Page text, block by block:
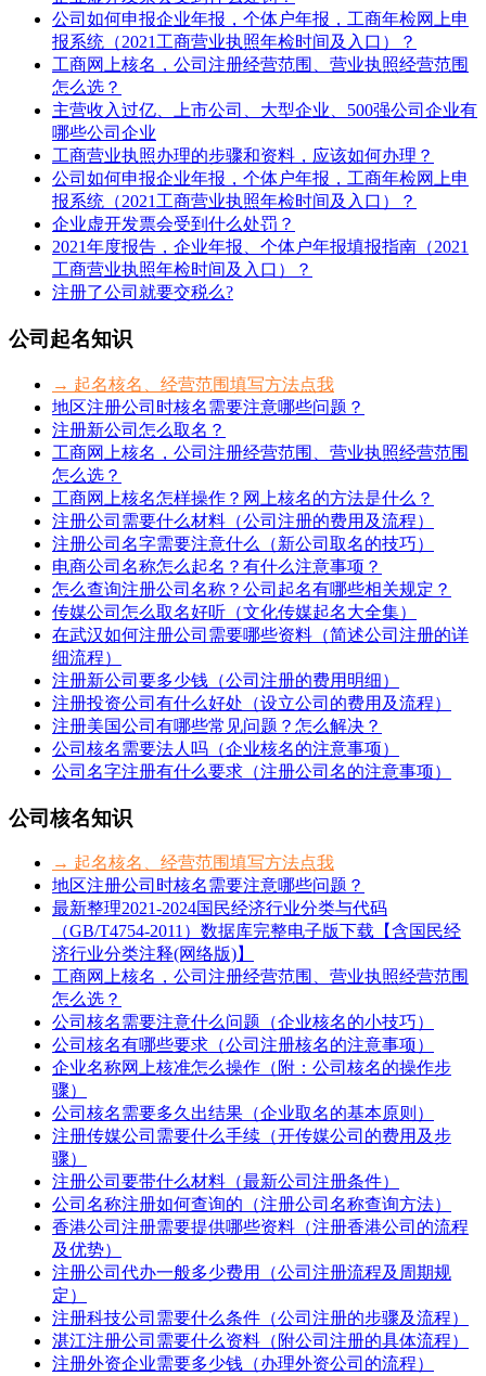
公司如何申报企业年报，个体户年报，工商年检网上申
报系统（2021工商营业执照年检时间及入口）？
工商网上核名，公司注册经营范围、营业执照经营范围
怎么选？
主营收入过亿、上市公司、大型企业、500强公司企业有
哪些公司企业
工商营业执照办理的步骤和资料，应该如何办理？
公司如何申报企业年报，个体户年报，工商年检网上申
报系统（2021工商营业执照年检时间及入口）？
企业虚开发票会受到什么处罚？
2021年度报告，企业年报、个体户年报填报指南（2021
工商营业执照年检时间及入口）？
注册了公司就要交税么?
公司起名知识
→ 起名核名、经营范围填写方法点我
地区注册公司时核名需要注意哪些问题？
注册新公司怎么取名？
工商网上核名，公司注册经营范围、营业执照经营范围
怎么选？
工商网上核名怎样操作？网上核名的方法是什么？
注册公司需要什么材料（公司注册的费用及流程）
注册公司名字需要注意什么（新公司取名的技巧）
电商公司名称怎么起名？有什么注意事项？
怎么查询注册公司名称？公司起名有哪些相关规定？
传媒公司怎么取名好听（文化传媒起名大全集）
在武汉如何注册公司需要哪些资料（简述公司注册的详
细流程）
注册新公司要多少钱（公司注册的费用明细）
注册投资公司有什么好处（设立公司的费用及流程）
注册美国公司有哪些常见问题？怎么解决？
公司核名需要法人吗（企业核名的注意事项）
公司名字注册有什么要求（注册公司名的注意事项）
公司核名知识
→ 起名核名、经营范围填写方法点我
地区注册公司时核名需要注意哪些问题？
最新整理2021-2024国民经济行业分类与代码
（GB/T4754-2011）数据库完整电子版下载【含国民经
济行业分类注释(网络版)】
工商网上核名，公司注册经营范围、营业执照经营范围
怎么选？
公司核名需要注意什么问题（企业核名的小技巧）
公司核名有哪些要求（公司注册核名的注意事项）
企业名称网上核准怎么操作（附：公司核名的操作步
骤）
公司核名需要多久出结果（企业取名的基本原则）
注册传媒公司需要什么手续（开传媒公司的费用及步
骤）
注册公司要带什么材料（最新公司注册条件）
公司名称注册如何查询的（注册公司名称查询方法）
香港公司注册需要提供哪些资料（注册香港公司的流程
及优势）
注册公司代办一般多少费用（公司注册流程及周期规
定）
注册科技公司需要什么条件（公司注册的步骤及流程）
湛江注册公司需要什么资料（附公司注册的具体流程）
注册外资企业需要多少钱（办理外资公司的流程）